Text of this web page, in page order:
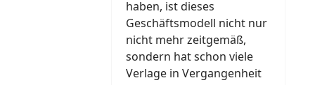
haben, ist dieses
Geschäftsmodell nicht nur
nicht mehr zeitgemäß,
sondern hat schon viele
Verlage in Vergangenheit